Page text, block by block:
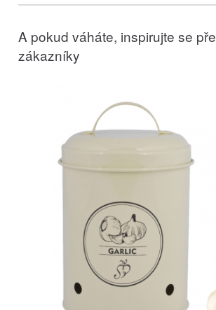
A pokud váháte, inspirujte se
zákazníky